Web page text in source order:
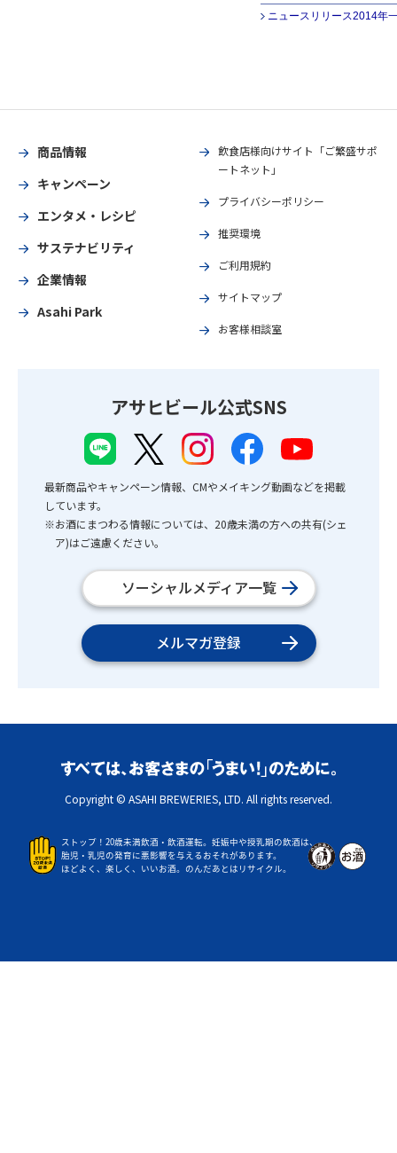
ニュースリリース2014年
商品情報
キャンペーン
エンタメ・レシピ
サステナビリティ
企業情報
Asahi Park
飲食店様向けサイト「ご繁盛サポ
ートネット」
プライバシーポリシー
推奨環境
ご利用規約
サイトマップ
お客様相談室
アサヒビール公式SNS
最新商品やキャンペーン情報、CMやメイキング動画などを掲載
しています。
※お酒にまつわる情報については、20歳未満の方への共有(シェ
ア)はご遠慮ください。
ソーシャルメディア一覧
メルマガ登録
Copyright © ASAHI BREWERIES, LTD. All rights reserved.